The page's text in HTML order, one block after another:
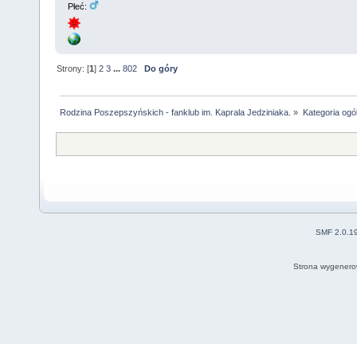
Płeć:
Strony: [1]2 3 ...802 Do góry
Rodzina Poszepszyńskich - fanklub im. Kaprala Jedziniaka. » Kategoria
SMF
Strona